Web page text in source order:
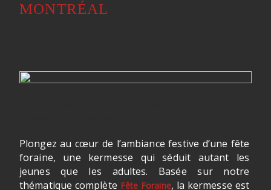
MONTRÉAL
Plongez au cœur de l’ambiance festive d’une fête
foraine, une kermesse qui séduit autant les
jeunes que les adultes. Basée sur notre
thématique complète Fête Foraine, la kermesse est